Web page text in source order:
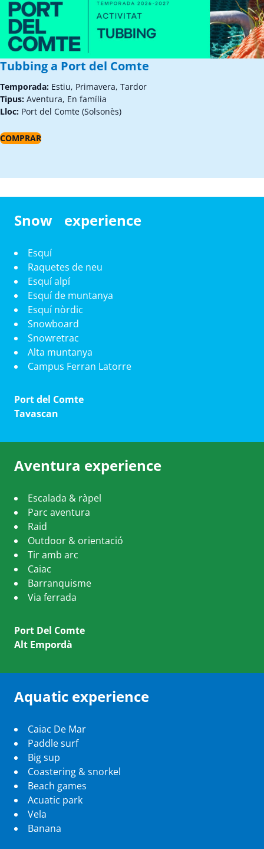
Tubbing a Port del Comte
Temporada: Estiu, Primavera, Tardor
Tipus: Aventura, En família
Lloc: Port del Comte (Solsonès)
COMPRAR
Snow experience
Esquí
Raquetes de neu
Esquí alpí
Esquí de muntanya
Esquí nòrdic
Snowboard
Snowretrac
Alta muntanya
Campus Ferran Latorre
Port del Comte
Tavascan
Aventura experience
Escalada & ràpel
Parc aventura
Raid
Outdoor & orientació
Tir amb arc
Caiac
Barranquisme
Via ferrada
Port Del Comte
Alt Empordà
Aquatic experience
Caiac De Mar
Paddle surf
Big sup
Coastering & snorkel
Beach games
Acuatic park
Vela
Banana